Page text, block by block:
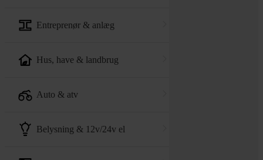
entreprenør & anlæg
hus, have & landbrug
auto & atv
belysning & 12v/24v el